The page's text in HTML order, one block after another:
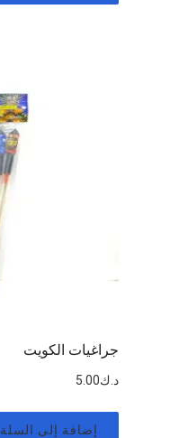
جراغيات الكويت
د.ك5.00
إضافة إلى السلة